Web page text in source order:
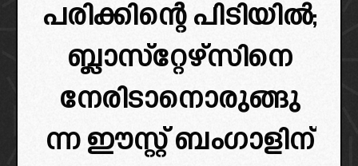
പരിക്കിന്റെ പിടിയിൽ;
ബ്ലാസ്‌റ്റേഴ്‌സിനെ
നേരിടാനൊരുങ്ങു
ന്ന ഈസ്റ്റ് ബംഗാളിന്